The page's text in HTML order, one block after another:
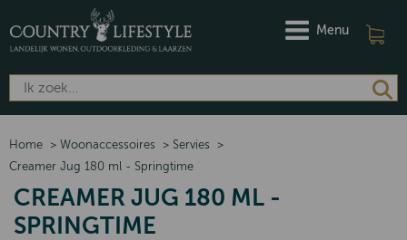
Menu
Home > Woonaccessoires > Servies
>
Creamer Jug 180 ml - Springtime
CREAMER JUG 180 ML -
SPRINGTIME